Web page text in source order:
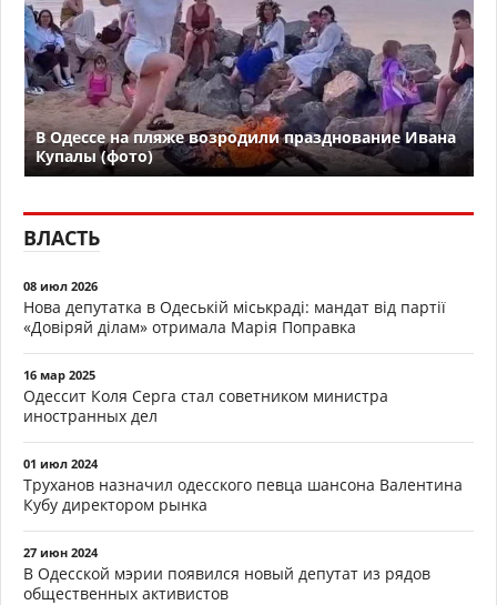
В Одессе на пляже возродили празднование Ивана
Купалы (фото)
ВЛАСТЬ
08 июл 2026
Нова депутатка в Одеській міськраді: мандат від партії
«Довіряй ділам» отримала Марія Поправка
16 мар 2025
Одессит Коля Серга стал советником министра
иностранных дел
01 июл 2024
Труханов назначил одесского певца шансона Валентина
Кубу директором рынка
27 июн 2024
В Одесской мэрии появился новый депутат из рядов
общественных активистов